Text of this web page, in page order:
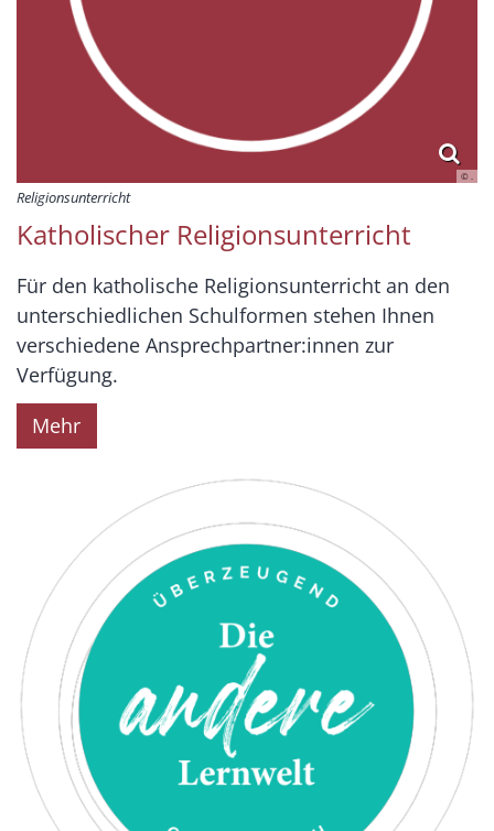
© .
Religionsunterricht
Katholischer Religionsunterricht
Für den katholische Religionsunterricht an den
unterschiedlichen Schulformen stehen Ihnen
verschiedene Ansprechpartner:innen zur
Verfügung.
Mehr